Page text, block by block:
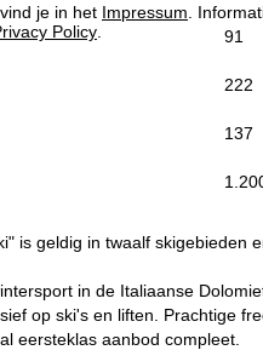
je in het Impressum .
Policy 91
222
137
is geldig in twaalf
in de Italiaanse
op ski's en liften. Prachtige
eersteklas aanbod compleet.